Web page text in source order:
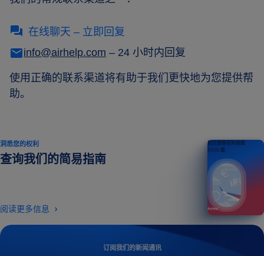
在线聊天 – 立即回复
info@airhelp.com – 24 小时内回复
使用正确的联系渠道将有助于我们更快地为您提供帮
助。
订阅我们的新闻通讯
洞悉您的权利
查询我们的简易指南
阅读更多信息
航空旅客权利指南
2026 版